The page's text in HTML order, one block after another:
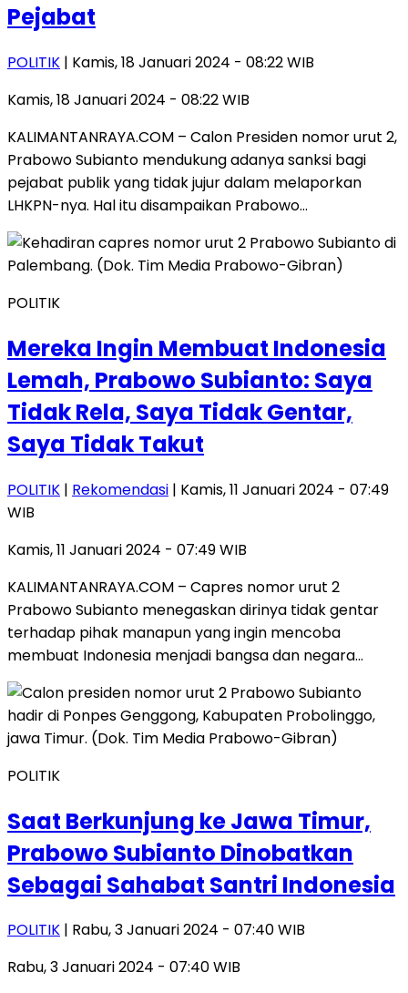
Pejabat
POLITIK | Kamis, 18 Januari 2024 - 08:22 WIB
Kamis, 18 Januari 2024 - 08:22 WIB
KALIMANTANRAYA.COM – Calon Presiden nomor urut 2,
Prabowo Subianto mendukung adanya sanksi bagi
pejabat publik yang tidak jujur dalam melaporkan
LHKPN-nya. Hal itu disampaikan Prabowo…
POLITIK
Mereka Ingin Membuat Indonesia
Lemah, Prabowo Subianto: Saya
Tidak Rela, Saya Tidak Gentar,
Saya Tidak Takut
POLITIK | Rekomendasi | Kamis, 11 Januari 2024 - 07:49
WIB
Kamis, 11 Januari 2024 - 07:49 WIB
KALIMANTANRAYA.COM – Capres nomor urut 2
Prabowo Subianto menegaskan dirinya tidak gentar
terhadap pihak manapun yang ingin mencoba
membuat Indonesia menjadi bangsa dan negara…
POLITIK
Saat Berkunjung ke Jawa Timur,
Prabowo Subianto Dinobatkan
Sebagai Sahabat Santri Indonesia
POLITIK | Rabu, 3 Januari 2024 - 07:40 WIB
Rabu, 3 Januari 2024 - 07:40 WIB